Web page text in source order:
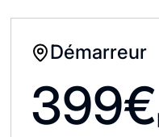
Démarreur
399€